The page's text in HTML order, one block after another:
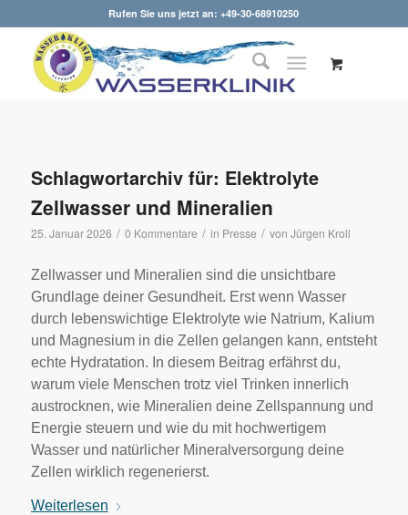
Rufen Sie uns jetzt an: +49-30-68910250
Schlagwortarchiv für: Elektrolyte
Zellwasser und Mineralien
25. Januar 2026 / 0 Kommentare / in Presse / von Jürgen Kroll
Zellwasser und Mineralien sind die unsichtbare
Grundlage deiner Gesundheit. Erst wenn Wasser
durch lebenswichtige Elektrolyte wie Natrium, Kalium
und Magnesium in die Zellen gelangen kann, entsteht
echte Hydratation. In diesem Beitrag erfährst du,
warum viele Menschen trotz viel Trinken innerlich
austrocknen, wie Mineralien deine Zellspannung und
Energie steuern und wie du mit hochwertigem
Wasser und natürlicher Mineralversorgung deine
Zellen wirklich regenerierst.
Weiterlesen